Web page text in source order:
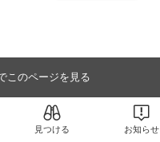
このページを見る
見つける お知らせ